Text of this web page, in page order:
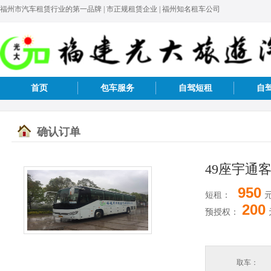
福州市汽车租赁行业的第一品牌 | 市正规租赁企业 | 福州知名租车公司
首页 包车服务 自驾短租 自
确认订单
49座宇通
短租： 950
预授权：
200
取车：